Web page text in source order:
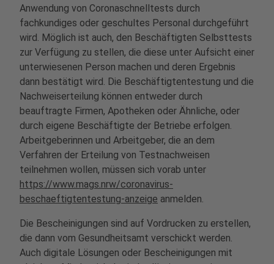
Anwendung von Coronaschnelltests durch
fachkundiges oder geschultes Personal durchgeführt
wird. Möglich ist auch, den Beschäftigten Selbsttests
zur Verfügung zu stellen, die diese unter Aufsicht einer
unterwiesenen Person machen und deren Ergebnis
dann bestätigt wird. Die Beschäftigtentestung und die
Nachweiserteilung können entweder durch
beauftragte Firmen, Apotheken oder Ähnliche, oder
durch eigene Beschäftigte der Betriebe erfolgen.
Arbeitgeberinnen und Arbeitgeber, die an dem
Verfahren der Erteilung von Testnachweisen
teilnehmen wollen, müssen sich vorab unter
https://www.mags.nrw/coronavirus-
beschaeftigtentestung-anzeige anmelden.
Die Bescheinigungen sind auf Vordrucken zu erstellen,
die dann vom Gesundheitsamt verschickt werden.
Auch digitale Lösungen oder Bescheinigungen mit